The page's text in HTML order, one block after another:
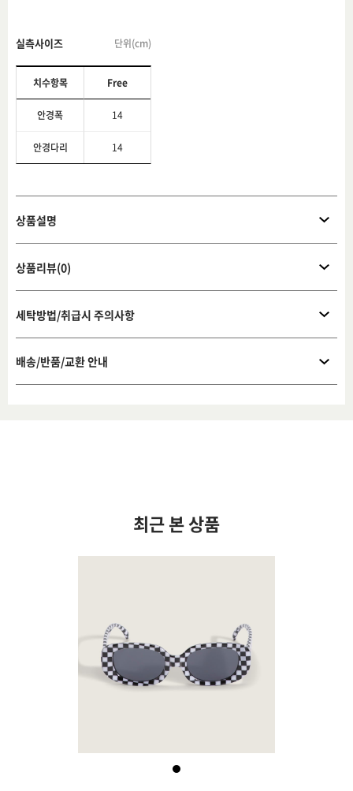
실측사이즈 단위(cm)
치수항목 Free
안경폭 14
안경다리 14
상품설명
상품리뷰(0)
세탁방법/취급시 주의사항
배송/반품/교환 안내
최근 본 상품